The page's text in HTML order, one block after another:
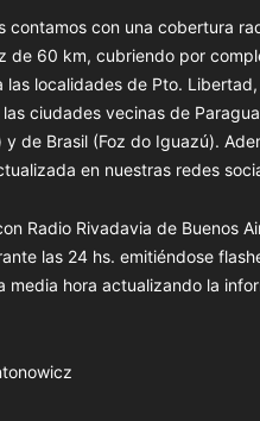
contamos con una cobertura
de 60 km, cubriendo por
localidades de Pto.
ciudades vecinas de
de Brasil (Foz do Iguazú).
en nuestras redes
Radio Rivadavia de Buenos
las 24 hs. emitiéndose
media hora actualizando la